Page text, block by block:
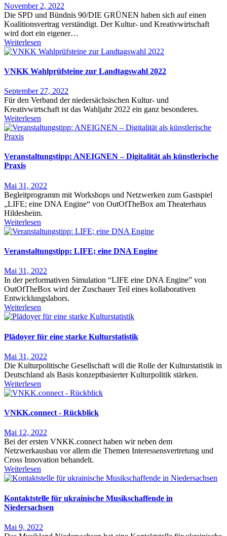
November 2, 2022
Die SPD und Bündnis 90/DIE GRÜNEN haben sich auf einen
Koalitionsvertrag verständigt. Der Kultur- und Kreativwirtschaft
wird dort ein eigener…
Weiterlesen
VNKK Wahlprüfsteine zur Landtagswahl 2022
September 27, 2022
Für den Verband der niedersächsischen Kultur- und
Kreativwirtschaft ist das Wahljahr 2022 ein ganz besonderes.
Weiterlesen
Veranstaltungstipp: ANEIGNEN – Digitalität als künstlerische
Praxis
Mai 31, 2022
Begleitprogramm mit Workshops und Netzwerken zum Gastspiel
„LIFE; eine DNA Engine“ von OutOfTheBox am Theaterhaus
Hildesheim.
Weiterlesen
Veranstaltungstipp: LIFE; eine DNA Engine
Mai 31, 2022
In der performativen Simulation “LIFE eine DNA Engine” von
OutOfTheBox wird der Zuschauer Teil eines kollaborativen
Entwicklungslabors.
Weiterlesen
Plädoyer für eine starke Kulturstatistik
Mai 31, 2022
Die Kulturpolitische Gesellschaft will die Rolle der Kulturstatistik in
Deutschland als Basis konzeptbasierter Kulturpolitik stärken.
Weiterlesen
VNKK.connect - Rückblick
Mai 12, 2022
Bei der ersten VNKK.connect haben wir neben dem
Netzwerkausbau vor allem die Themen Interessensvertretung und
Cross Innovation behandelt.
Weiterlesen
Kontaktstelle für ukrainische Musikschaffende in
Niedersachsen
Mai 9, 2022